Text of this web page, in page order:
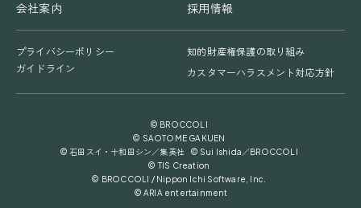
会社案内 採用情報
プライバシーポリシー
知的財産権保護の取り組み
ガイドライン
カスタマーハラスメント対応方針
© BROCCOLI
© SAOTOME GAKUEN
© 石田スイ・十和田シン／集英社 © Sui Ishida／BROCCOLI
© TIS Creation
© BROCCOLI / Nippon Ichi Software, Inc.
© ARIA entertainment